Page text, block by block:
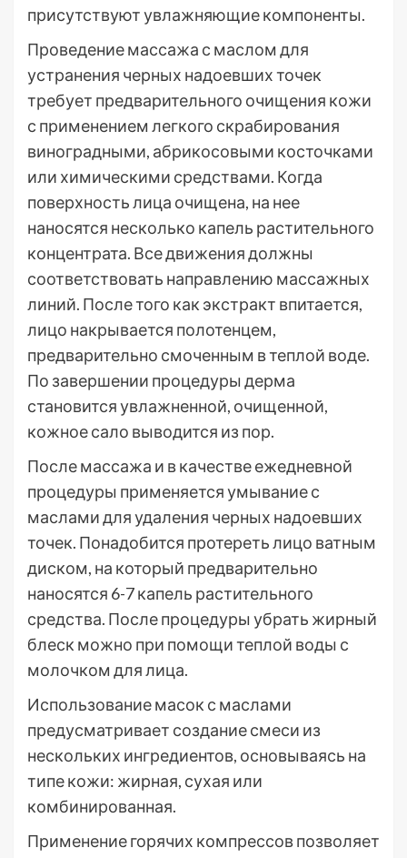
присутствуют увлажняющие компоненты.
Проведение массажа с маслом для
устранения черных надоевших точек
требует предварительного очищения кожи
с применением легкого скрабирования
виноградными, абрикосовыми косточками
или химическими средствами. Когда
поверхность лица очищена, на нее
наносятся несколько капель растительного
концентрата. Все движения должны
соответствовать направлению массажных
линий. После того как экстракт впитается,
лицо накрывается полотенцем,
предварительно смоченным в теплой воде.
По завершении процедуры дерма
становится увлажненной, очищенной,
кожное сало выводится из пор.
После массажа и в качестве ежедневной
процедуры применяется умывание с
маслами для удаления черных надоевших
точек. Понадобится протереть лицо ватным
диском, на который предварительно
наносятся 6-7 капель растительного
средства. После процедуры убрать жирный
блеск можно при помощи теплой воды с
молочком для лица.
Использование масок с маслами
предусматривает создание смеси из
нескольких ингредиентов, основываясь на
типе кожи: жирная, сухая или
комбинированная.
Применение горячих компрессов позволяет